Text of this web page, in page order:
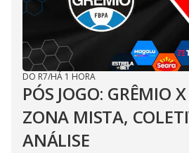
DO R7/HÁ 1 HORA
PÓS JOGO: GRÊMIO
ZONA MISTA,
ANÁLISE